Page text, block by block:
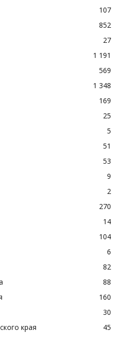
107
852
27
1 191
569
1 348
169
25
5
51
53
9
2
270
14
104
6
82
88
160
30
края
45